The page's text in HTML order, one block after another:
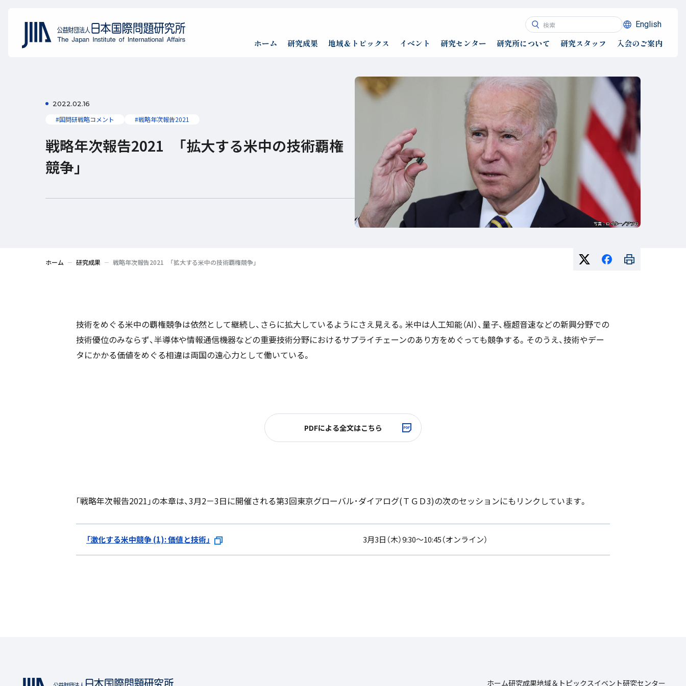
English
ホーム 研究成果 地域＆トピックス イベント 研究センター 研究所について 研究スタッフ 入会のご案内
2022.02.16
#国問研戦略コメント #戦略年次報告2021
戦略年次報告2021 「拡大する米中の技術覇権
競争」
ホーム 研究成果 戦略年次報告2021 「拡大する米中の技術覇権競争」
技術をめぐる米中の覇権競争は依然として継続し、さらに拡大しているようにさえ見える。米中は人工知能（AI）、量子、極超音速などの新興分野での
技術優位のみならず、半導体や情報通信機器などの重要技術分野におけるサプライチェーンのあり方をめぐっても競争する。そのうえ、技術やデー
タにかかる価値をめぐる相違は両国の遠心力として働いている。
PDFによる全文はこちら
｢戦略年次報告2021｣の本章は、3月2－3日に開催される第3回東京グローバル･ダイアログ(ＴＧＤ3)の次のセッションにもリンクしています。
「激化する米中競争 (1): 価値と技術」 3月3日（木）9:30～10:45（オンライン）
ホーム研究成果地域＆トピックスイベント研究センター